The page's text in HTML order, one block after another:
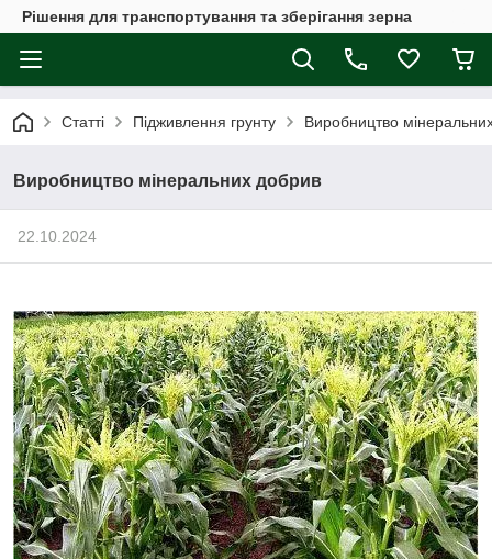
Рішення для транспортування та зберігання зерна
Статті Підживлення грунту Виробництво
Виробництво мінеральних добрив
22.10.2024